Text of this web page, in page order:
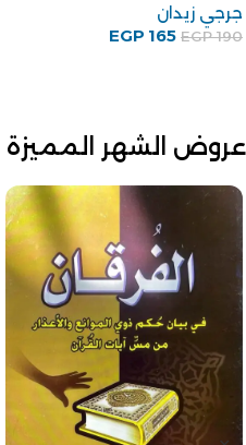
جرجي زيدان
EGP190
EGP 165
عروض الشهر المميزة